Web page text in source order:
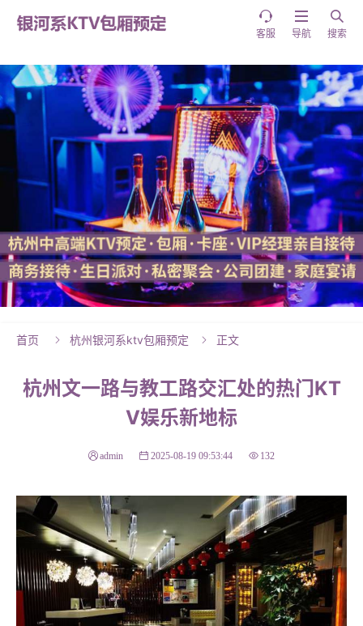

搜索

导航

客服
首页  杭州银河系ktv包厢预定  正文
杭州文一路与教工路交汇处的热门KT
V娱乐新地标
admin 2025-08-19 09:53:44 132